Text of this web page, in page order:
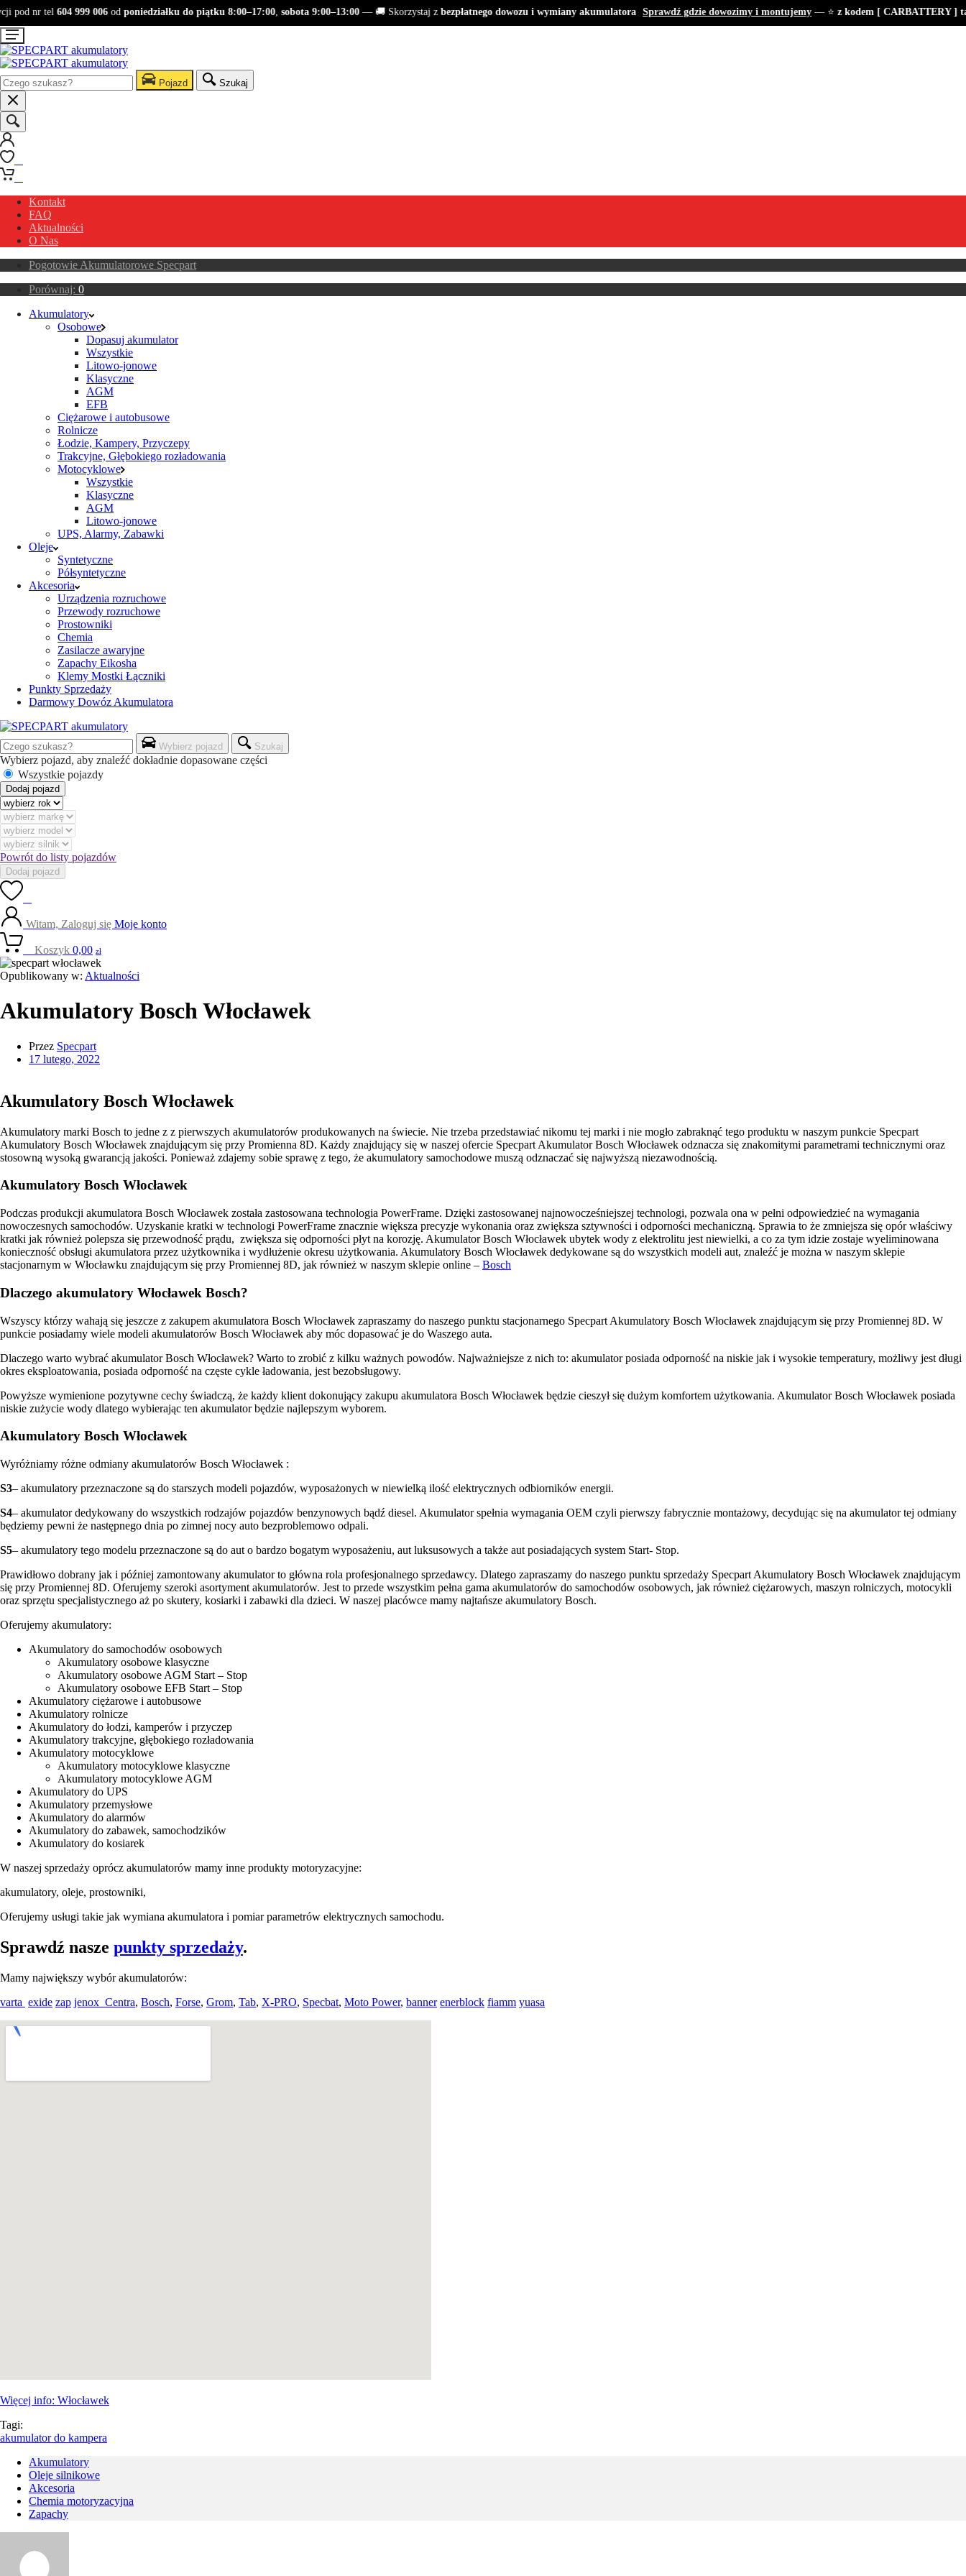
pod nr tel604 999 006odponiedziałku do piątku 8:00–17:00,sobota 9:00–13:00— 🚚 Skorzystaj z bezpłatnego dowozu i wymiany akumulatora Sprawdź gdzie dowozimy i montujemy— ⭐z kodem [ CARBATTERY ]
Pojazd Szukaj
Kontakt
FAQ
Aktualności
O Nas
Pogotowie Akumulatorowe Specpart
Porównaj: 0
Akumulatory
Osobowe
Dopasuj akumulator
Wszystkie
Litowo-jonowe
Klasyczne
AGM
EFB
Ciężarowe i autobusowe
Rolnicze
Łodzie, Kampery, Przyczepy
Trakcyjne, Głębokiego rozładowania
Motocyklowe
Wszystkie
Klasyczne
AGM
Litowo-jonowe
UPS, Alarmy, Zabawki
Oleje
Syntetyczne
Półsyntetyczne
Akcesoria
Urządzenia rozruchowe
Przewody rozruchowe
Prostowniki
Chemia
Zasilacze awaryjne
Zapachy Eikosha
Klemy Mostki Łączniki
Punkty Sprzedaży
Darmowy Dowóz Akumulatora
Wybierz pojazd Szukaj
Wybierz pojazd, aby znaleźć dokładnie dopasowane części
Wszystkie pojazdy
Dodaj pojazd
Powrót do listy pojazdów
Dodaj pojazd
Witam, Zaloguj się Moje konto
Koszyk 0,00 zł
Opublikowany w: Aktualności
Akumulatory Bosch Włocławek
Przez Specpart
17 lutego, 2022
Akumulatory Bosch Włocławek
Akumulatory marki Bosch to jedne z z pierwszych akumulatorów produkowanych na świecie. Nie trzeba przedstawiać nikomu tej marki i nie mogło zabraknąć tego produktu w naszym punkcie Specpart
Akumulatory Bosch Włocławek znajdującym się przy Promienna 8D. Każdy znajdujący się w naszej ofercie Specpart Akumulator Bosch Włocławek odznacza się znakomitymi parametrami technicznymi oraz
stosowną wysoką gwarancją jakości. Ponieważ zdajemy sobie sprawę z tego, że akumulatory samochodowe muszą odznaczać się najwyższą niezawodnością.
Akumulatory Bosch Włocławek
Podczas produkcji akumulatora Bosch Włocławek została zastosowana technologia PowerFrame. Dzięki zastosowanej najnowocześniejszej technologi, pozwala ona w pełni odpowiedzieć na wymagania
nowoczesnych samochodów. Uzyskanie kratki w technologi PowerFrame znacznie większa precyzje wykonania oraz zwiększa sztywności i odporności mechaniczną. Sprawia to że zmniejsza się opór właściwy
kratki jak również polepsza się przewodność prądu, zwiększa się odporności płyt na korozję. Akumulator Bosch Włocławek ubytek wody z elektrolitu jest niewielki, a co za tym idzie zostaje wyeliminowana
konieczność obsługi akumulatora przez użytkownika i wydłużenie okresu użytkowania. Akumulatory Bosch Włocławek dedykowane są do wszystkich modeli aut, znaleźć je można w naszym sklepie
stacjonarnym w Włocławku znajdującym się przy Promiennej 8D, jak również w naszym sklepie online – Bosch
Dlaczego akumulatory Włocławek Bosch?
Wszyscy którzy wahają się jeszcze z zakupem akumulatora Bosch Włocławek zapraszamy do naszego punktu stacjonarnego Specpart Akumulatory Bosch Włocławek znajdującym się przy Promiennej 8D. W
punkcie posiadamy wiele modeli akumulatorów Bosch Włocławek aby móc dopasować je do Waszego auta.
Dlaczego warto wybrać akumulator Bosch Włocławek? Warto to zrobić z kilku ważnych powodów. Najważniejsze z nich to: akumulator posiada odporność na niskie jak i wysokie temperatury, możliwy jest długi
okres eksploatowania, posiada odporność na częste cykle ładowania, jest bezobsługowy.
Powyższe wymienione pozytywne cechy świadczą, że każdy klient dokonujący zakupu akumulatora Bosch Włocławek będzie cieszył się dużym komfortem użytkowania. Akumulator Bosch Włocławek posiada
niskie zużycie wody dlatego wybierając ten akumulator będzie najlepszym wyborem.
Akumulatory Bosch Włocławek
Wyróżniamy różne odmiany akumulatorów Bosch Włocławek :
S3– akumulatory przeznaczone są do starszych modeli pojazdów, wyposażonych w niewielką ilość elektrycznych odbiorników energii.
S4– akumulator dedykowany do wszystkich rodzajów pojazdów benzynowych bądź diesel. Akumulator spełnia wymagania OEM czyli pierwszy fabrycznie montażowy, decydując się na akumulator tej odmiany
będziemy pewni że następnego dnia po zimnej nocy auto bezproblemowo odpali.
S5– akumulatory tego modelu przeznaczone są do aut o bardzo bogatym wyposażeniu, aut luksusowych a także aut posiadających system Start- Stop.
Prawidłowo dobrany jak i później zamontowany akumulator to główna rola profesjonalnego sprzedawcy. Dlatego zapraszamy do naszego punktu sprzedaży Specpart Akumulatory Bosch Włocławek znajdującym
się przy Promiennej 8D. Oferujemy szeroki asortyment akumulatorów. Jest to przede wszystkim pełna gama akumulatorów do samochodów osobowych, jak również ciężarowych, maszyn rolniczych, motocykli
oraz sprzętu specjalistycznego aż po skutery, kosiarki i zabawki dla dzieci. W naszej placówce mamy najtańsze akumulatory Bosch.
Oferujemy akumulatory:
Akumulatory do samochodów osobowych
Akumulatory osobowe klasyczne
Akumulatory osobowe AGM Start – Stop
Akumulatory osobowe EFB Start – Stop
Akumulatory ciężarowe i autobusowe
Akumulatory rolnicze
Akumulatory do łodzi, kamperów i przyczep
Akumulatory trakcyjne, głębokiego rozładowania
Akumulatory motocyklowe
Akumulatory motocyklowe klasyczne
Akumulatory motocyklowe AGM
Akumulatory do UPS
Akumulatory przemysłowe
Akumulatory do alarmów
Akumulatory do zabawek, samochodzików
Akumulatory do kosiarek
W naszej sprzedaży oprócz akumulatorów mamy inne produkty motoryzacyjne:
akumulatory, oleje, prostowniki,
Oferujemy usługi takie jak wymiana akumulatora i pomiar parametrów elektrycznych samochodu.
Sprawdź nasze punkty sprzedaży.
Mamy największy wybór akumulatorów:
varta exide zap jenox Centra, Bosch, Forse, Grom, Tab, X-PRO, Specbat, Moto Power, banner enerblock fiamm yuasa
Więcej info: Włocławek
Tagi:
akumulator do kampera
Akumulatory
Oleje silnikowe
Akcesoria
Chemia motoryzacyjna
Zapachy